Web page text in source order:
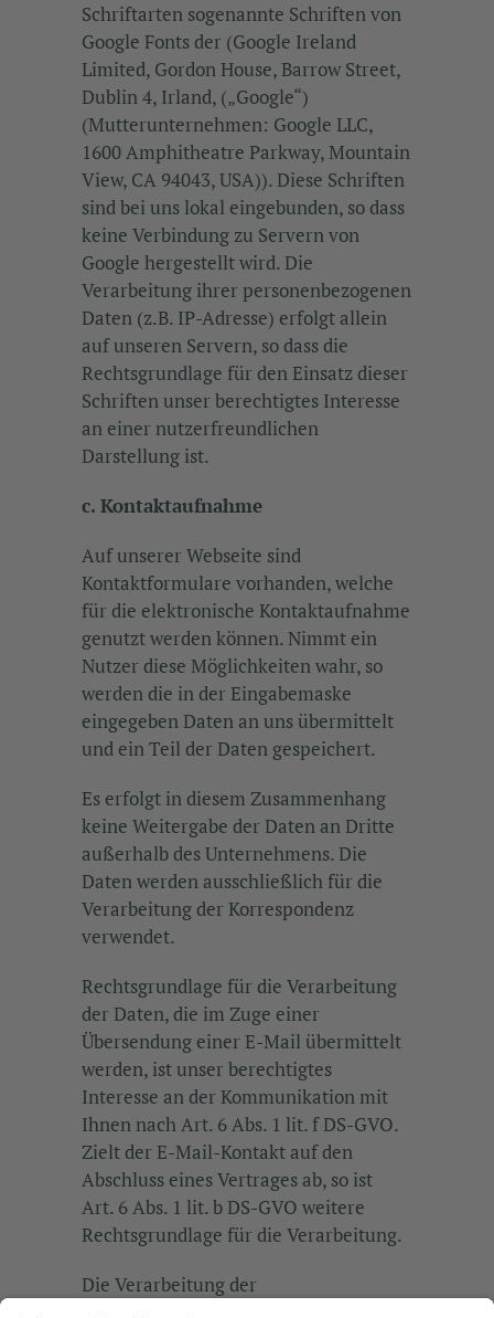
Schriftarten sogenannte Schriften von
Google Fonts der (Google Ireland
Limited, Gordon House, Barrow Street,
Dublin 4, Irland, („Google“)
(Mutterunternehmen: Google LLC,
1600 Amphitheatre Parkway, Mountain
View, CA 94043, USA)). Diese Schriften
sind bei uns lokal eingebunden, so dass
keine Verbindung zu Servern von
Google hergestellt wird. Die
Verarbeitung ihrer personenbezogenen
Daten (z.B. IP-Adresse) erfolgt allein
auf unseren Servern, so dass die
Rechtsgrundlage für den Einsatz dieser
Schriften unser berechtigtes Interesse
an einer nutzerfreundlichen
Darstellung ist.
c. Kontaktaufnahme
Auf unserer Webseite sind
Kontaktformulare vorhanden, welche
für die elektronische Kontaktaufnahme
genutzt werden können. Nimmt ein
Nutzer diese Möglichkeiten wahr, so
werden die in der Eingabemaske
eingegeben Daten an uns übermittelt
und ein Teil der Daten gespeichert.
Es erfolgt in diesem Zusammenhang
keine Weitergabe der Daten an Dritte
außerhalb des Unternehmens. Die
Daten werden ausschließlich für die
Verarbeitung der Korrespondenz
verwendet.
Rechtsgrundlage für die Verarbeitung
der Daten, die im Zuge einer
Übersendung einer E-Mail übermittelt
werden, ist unser berechtigtes
Interesse an der Kommunikation mit
Ihnen nach Art. 6 Abs. 1 lit. f DS-GVO.
Zielt der E-Mail-Kontakt auf den
Abschluss eines Vertrages ab, so ist
Art. 6 Abs. 1 lit. b DS-GVO weitere
Rechtsgrundlage für die Verarbeitung.
Die Verarbeitung der
personenbezogenen Daten aus der